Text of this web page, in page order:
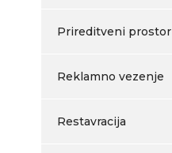
Prireditveni prostor
Reklamno vezenje
Restavracija